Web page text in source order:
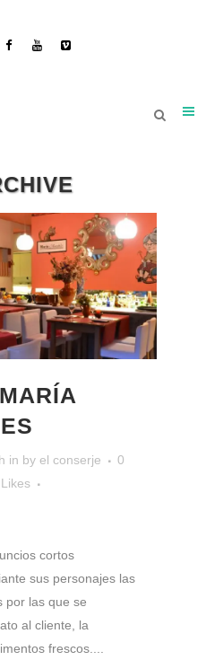
MARÍA
in by el conserje
0
Likes
cortos
sus personajes las
por las que se
al cliente, la
frescos....